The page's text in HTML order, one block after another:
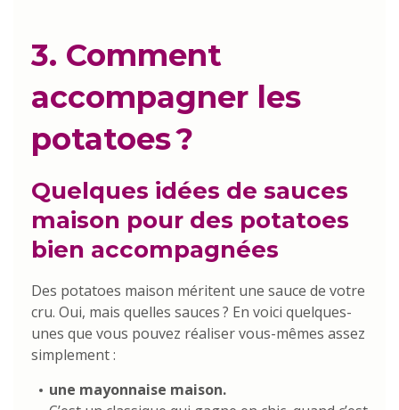
3. Comment
accompagner les
potatoes ?
Quelques idées de sauces
maison pour des potatoes
bien accompagnées
Des potatoes maison méritent une sauce de votre
cru. Oui, mais quelles sauces ? En voici quelques-
unes que vous pouvez réaliser vous-mêmes assez
simplement :
une mayonnaise maison.